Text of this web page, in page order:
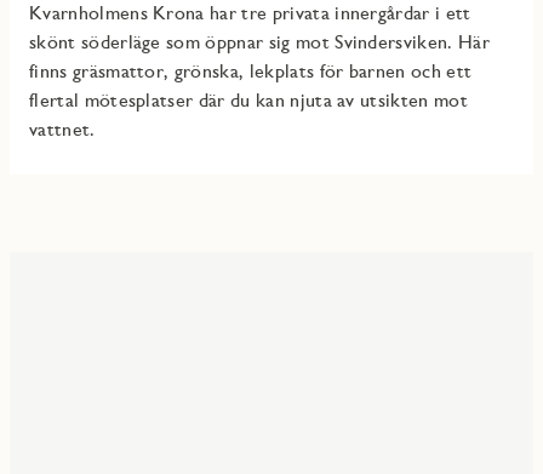
Kvarnholmens Krona har tre privata innergårdar i ett
skönt söderläge som öppnar sig mot Svindersviken. Här
finns gräsmattor, grönska, lekplats för barnen och ett
flertal mötesplatser där du kan njuta av utsikten mot
vattnet.